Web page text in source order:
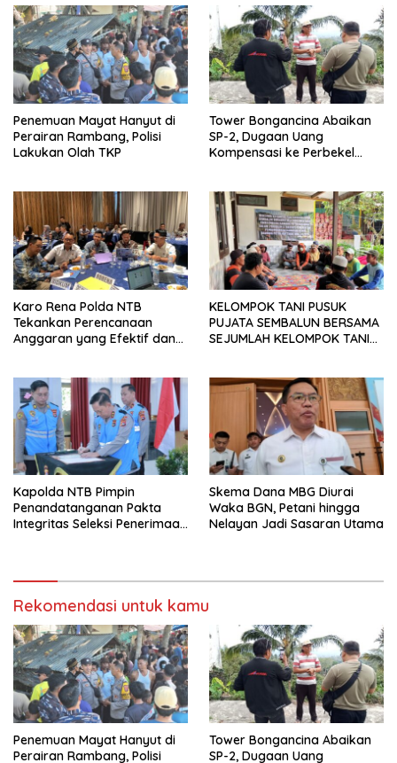
Penemuan Mayat Hanyut di
Perairan Rambang, Polisi
Lakukan Olah TKP
Tower Bongancina Abaikan
SP-2, Dugaan Uang
Kompensasi ke Perbekel
Karo Rena Polda NTB
Tekankan Perencanaan
Anggaran yang Efektif dan
KELOMPOK TANI PUSUK
PUJATA SEMBALUN BERSAMA
SEJUMLAH KELOMPOK TANI
MENDUKUNG SERTA
MENYUKSESKAN PROGRAM
PEMERINTAH DI SEKTOR
HORTIKULTURA, KHUSUSNYA
PROGRAM BANTUAN BENIH
BAWANG PUTIH DARI APBN
Kapolda NTB Pimpin
Penandatanganan Pakta
Integritas Seleksi Penerimaan
Skema Dana MBG Diurai
Waka BGN, Petani hingga
Nelayan Jadi Sasaran Utama
Rekomendasi untuk kamu
Penemuan Mayat Hanyut di
Perairan Rambang, Polisi
Tower Bongancina Abaikan
SP-2, Dugaan Uang